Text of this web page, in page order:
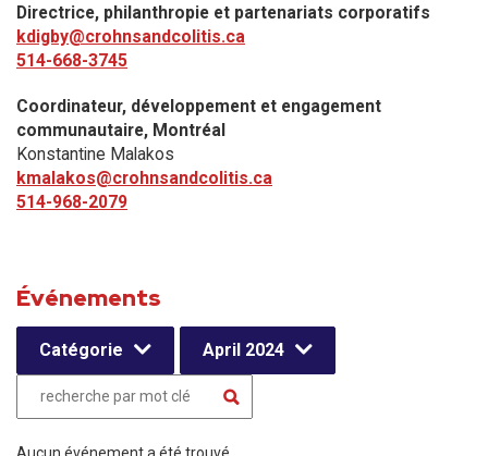
Directrice, philanthropie et partenariats corporatifs
kdigby@crohnsandcolitis.ca
514-668-3745
Coordinateur, développement et engagement
communautaire​, Montréal
Konstantine Malakos
kmalakos@crohnsandcolitis.ca
514-968-2079
Événements
Catégorie April 2024